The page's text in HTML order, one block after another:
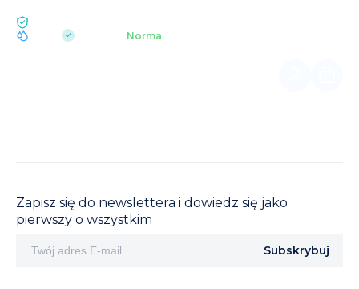
| Norma
Zapisz się do newslettera i dowiedz się jako
pierwszy o wszystkim
Subskrybuj